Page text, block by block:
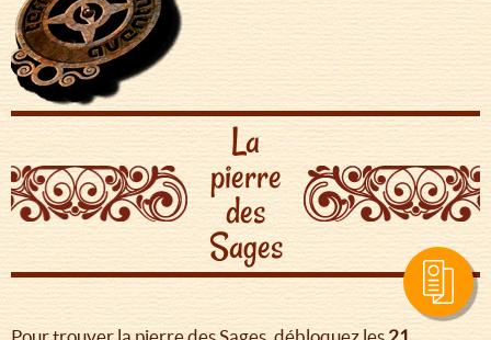
La
pierre
des
Sages